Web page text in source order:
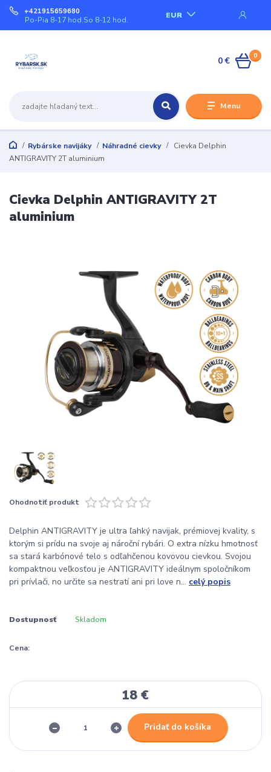
Menu
EUR
+421915659680
Po-Pia 8-17 hod.So 8-12 hod.
0
0 €
Rybárske navijáky Náhradné cievky
Cievka Delphin
ANTIGRAVITY 2T aluminium
Cievka Delphin ANTIGRAVITY 2T
aluminium
Ohodnotiť produkt
Delphin ANTIGRAVITY je ultra ľahký navijak, prémiovej kvality, s
ktorým si prídu na svoje aj nároční rybári. O extra nízku hmotnosť
sa stará karbónové telo s odľahčenou kovovou cievkou. Svojou
kompaktnou veľkosťou je ANTIGRAVITY ideálnym spoločníkom
pri prívlači, no určite sa nestratí ani pri love n... celý popis
Dostupnosť Skladom
Cena:
18 €
Pridať do košíka